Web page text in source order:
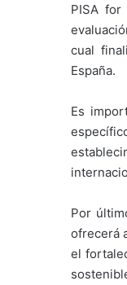
PISA
cual
España.
Es
Por
ofrecerá
el